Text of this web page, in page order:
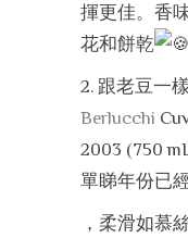
揮更佳。香
花和餅乾
2. 跟老豆一
Berlucchi
2003 (750
單睇年份已
，柔滑如慕